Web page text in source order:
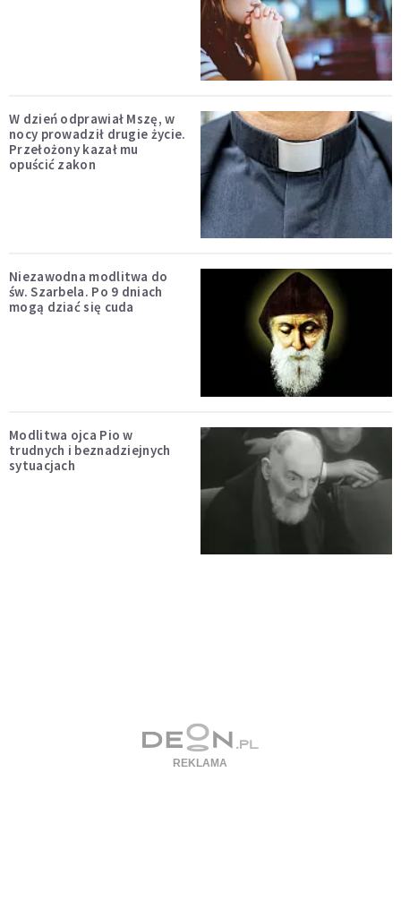
W dzień odprawiał Mszę, w
nocy prowadził drugie życie.
Przełożony kazał mu
opuścić zakon
Niezawodna modlitwa do
św. Szarbela. Po 9 dniach
mogą dziać się cuda
Modlitwa ojca Pio w
trudnych i beznadziejnych
sytuacjach